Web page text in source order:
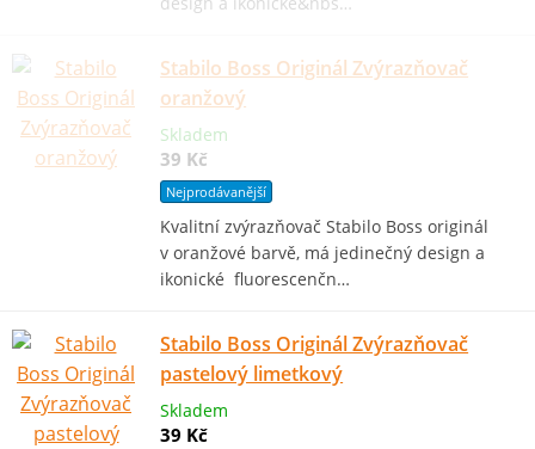
Stabilo Boss Originál Zvýrazňovač
oranžový
Skladem
39 Kč
Nejprodávanější
Kvalitní zvýrazňovač Stabilo Boss originál
v oranžové barvě, má jedinečný design a
ikonické fluorescenčn…
Stabilo Boss Originál Zvýrazňovač
pastelový limetkový
Skladem
39 Kč